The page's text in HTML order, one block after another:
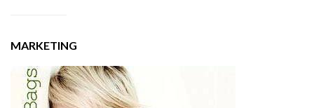
MARKETING